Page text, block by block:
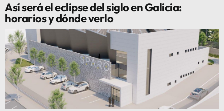
Así será el eclipse del siglo en Galicia:
horarios y dónde verlo